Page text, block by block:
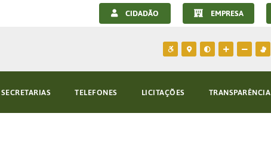
CIDADÃO EMPRESA
SECRETARIAS TELEFONES LICITAÇÕES TRANSPARÊNCIA